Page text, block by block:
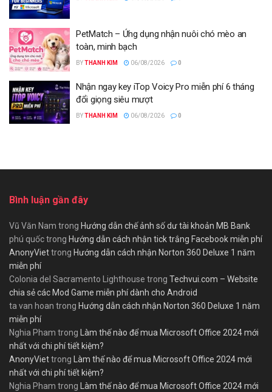
PetMatch – Ứng dụng nhận nuôi chó mèo an
toàn, minh bạch
BYTHANH KIM 06/08/2026 0
Nhận ngay key iTop Voicy Pro miễn phí 6 tháng
đổi giọng siêu mượt
BYTHANH KIM 06/08/2026 0
Bình luận gần đây
Vũ Văn Nam trong Hướng dẫn chế ảnh số dư tài khoản MB Bank
phú quốctrong Hướng dẫn cách nhận tick trắng Facebook miễn phí
AnonyViettrong Hướng dẫn cách nhận Norton 360 Deluxe 1 năm
miễn phí
Colonia del Sacramento Lighthouse trong Techvui.com – Website
chia sẻ các Mod Game miễn phí dành cho Android
ta van hoan trong Hướng dẫn cách nhận Norton 360 Deluxe 1 năm
miễn phí
Nghia Pham trong Làm thế nào để mua Microsoft Office 2024 mới
nhất với chi phí tiết kiệm?
AnonyViettrong Làm thế nào để mua Microsoft Office 2024 mới
nhất với chi phí tiết kiệm?
Nghia Pham trong Làm thế nào để mua Microsoft Office 2024 mới